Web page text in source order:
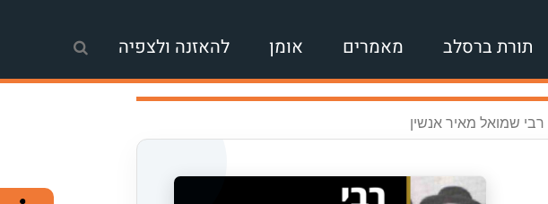
תורת ברסלב מאמרים אומן להאזנה ולצפיה
רבי שמואל מאיר אנשין